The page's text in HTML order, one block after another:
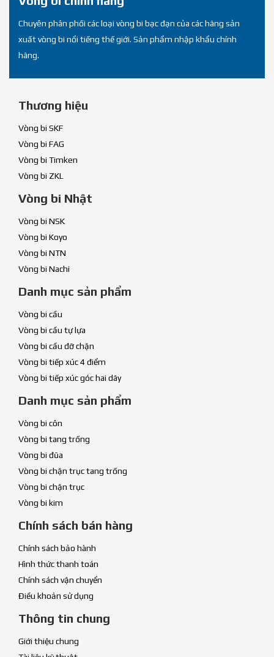
Chuyên phân phối các loại vòng bi bạc đạn của các hãng sản
xuất vòng bi nổi tiếng thế giới. Sản phẩm nhập khẩu chính
hãng.
Thương hiệu
Vòng bi SKF
Vòng bi FAG
Vòng bi Timken
Vòng bi ZKL
Vòng bi Nhật
Vòng bi NSK
Vòng bi Koyo
Vòng bi NTN
Vòng bi Nachi
Danh mục sản phẩm
Vòng bi cầu
Vòng bi cầu tự lựa
Vòng bi cầu đỡ chặn
Vòng bi tiếp xúc 4 điểm
Vòng bi tiếp xúc góc hai dãy
Danh mục sản phẩm
Vòng bi côn
Vòng bi tang trống
Vòng bi đũa
Vòng bi chặn trục tang trống
Vòng bi chặn trục
Vòng bi kim
Chính sách bán hàng
Chính sách bảo hành
Hình thức thanh toán
Chính sách vận chuyển
Điều khoản sử dụng
Thông tin chung
Giới thiệu chung